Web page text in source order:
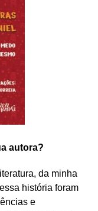
autora?
da minha
história foram
e